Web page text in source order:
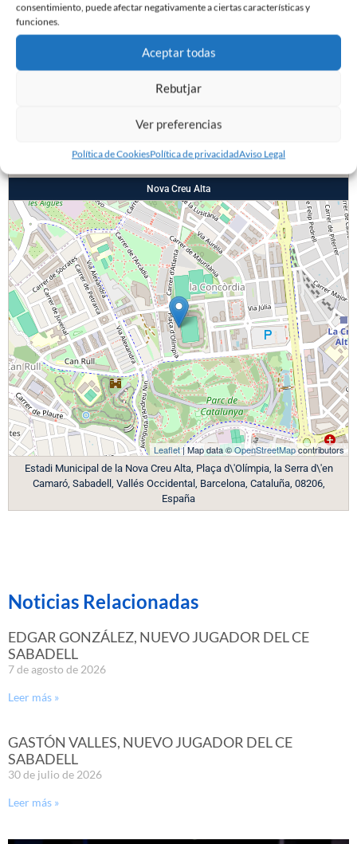
consentimiento, puede afectar negativamente a ciertas características y
funciones.
Aceptar todas
Rebutjar
Ver preferencias
Política de CookiesPolítica de privacidadAviso Legal
Centrocampista
28 Orobengoa 9
29
27
Ground
Nova Creu Alta
Leaflet| Map data ©OpenStreetMapcontributors
Estadi Municipal de la Nova Creu Alta, Plaça d\'Olímpia, la Serra d\'en
Camaró, Sabadell, Vallés Occidental, Barcelona, Cataluña, 08206,
España
Noticias Relacionadas
EDGAR GONZÁLEZ, NUEVO JUGADOR DEL CE
SABADELL
7 de agosto de 2026
Leer más »
GASTÓN VALLES, NUEVO JUGADOR DEL CE
SABADELL
30 de julio de 2026
Leer más »